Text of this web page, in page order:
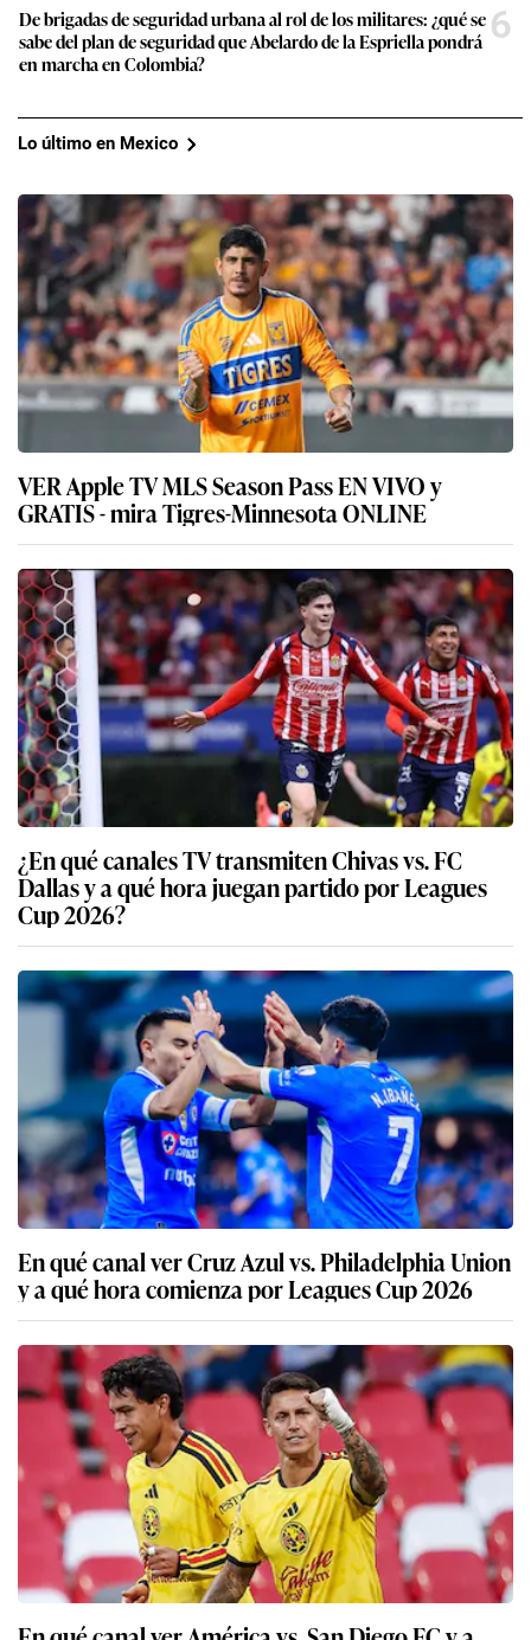
De brigadas de seguridad urbana al rol de los militares: ¿qué se
sabe del plan de seguridad que Abelardo de la Espriella pondrá
en marcha en Colombia?
6
Lo último en Mexico
VER Apple TV MLS Season Pass EN VIVO y
GRATIS - mira Tigres-Minnesota ONLINE
¿En qué canales TV transmiten Chivas vs. FC
Dallas y a qué hora juegan partido por Leagues
Cup 2026?
En qué canal ver Cruz Azul vs. Philadelphia Union
y a qué hora comienza por Leagues Cup 2026